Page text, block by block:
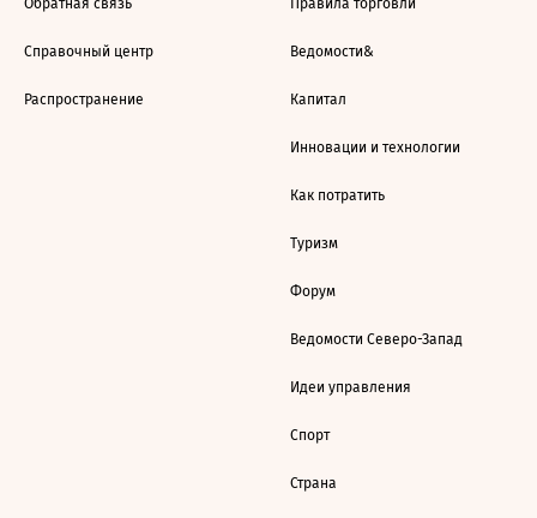
Обратная связь
Справочный центр
Распространение
Правила торговли
Ведомости&
Капитал
Инновации и технологии
Как потратить
Туризм
Форум
Ведомости Северо-Запад
Идеи управления
Спорт
Страна